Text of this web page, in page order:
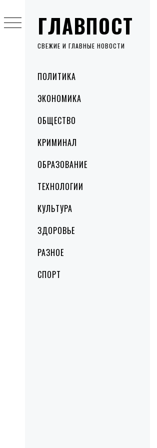
ГЛАВПОСТ
СВЕЖИЕ И ГЛАВНЫЕ НОВОСТИ
MenuПОЛИТИКА
ЭКОНОМИКА
ОБЩЕСТВО
КРИМИНАЛ
ОБРАЗОВАНИЕ
ТЕХНОЛОГИИ
КУЛЬТУРА
ЗДОРОВЬЕ
РАЗНОЕ
СПОРТ
to
content